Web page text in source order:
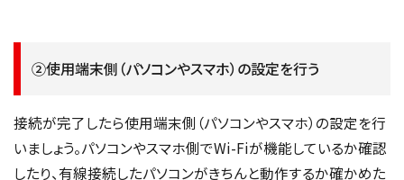
②使用端末側（パソコンやスマホ）の設定を行う
接続が完了したら使用端末側（パソコンやスマホ）の設定を行
いましょう。パソコンやスマホ側でWi-Fiが機能しているか確認
したり、有線接続したパソコンがきちんと動作するか確かめた